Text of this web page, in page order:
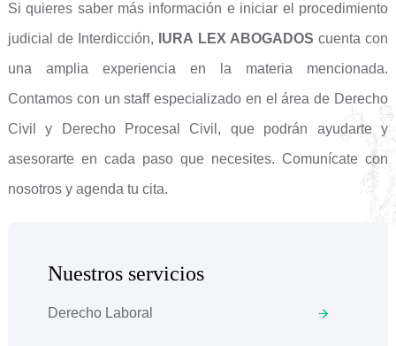
Si quieres saber más información e iniciar el procedimiento
judicial de Interdicción,
IURA LEX ABOGADOS cuenta con
una amplia experiencia en la materia mencionada.
Contamos con un staff especializado en el área de Derecho
Civil y Derecho Procesal Civil, que podrán ayudarte y
asesorarte en cada paso que necesites. Comunícate con
nosotros y agenda tu cita.
Nuestros servicios
Derecho Laboral